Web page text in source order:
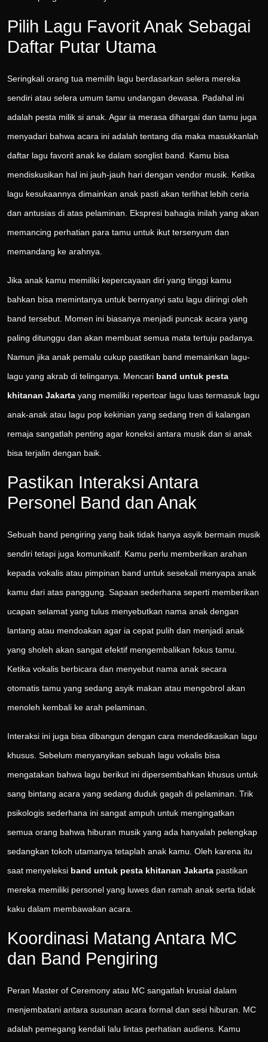
Pilih Lagu Favorit Anak Sebagai
Daftar Putar Utama
Seringkali orang tua memilih lagu berdasarkan selera mereka
sendiri atau selera umum tamu undangan dewasa. Padahal ini
adalah pesta milik si anak. Agar ia merasa dihargai dan tamu juga
menyadari bahwa acara ini adalah tentang dia maka masukkanlah
daftar lagu favorit anak ke dalam songlist band. Kamu bisa
mendiskusikan hal ini jauh-jauh hari dengan vendor musik. Ketika
lagu kesukaannya dimainkan anak pasti akan terlihat lebih ceria
dan antusias di atas pelaminan. Ekspresi bahagia inilah yang akan
memancing perhatian para tamu untuk ikut tersenyum dan
memandang ke arahnya.
Jika anak kamu memiliki kepercayaan diri yang tinggi kamu
bahkan bisa memintanya untuk bernyanyi satu lagu diiringi oleh
band tersebut. Momen ini biasanya menjadi puncak acara yang
paling ditunggu dan akan membuat semua mata tertuju padanya.
Namun jika anak pemalu cukup pastikan band memainkan lagu-
lagu yang akrab di telinganya. Mencari band untuk pesta
khitanan Jakarta yang memiliki repertoar lagu luas termasuk lagu
anak-anak atau lagu pop kekinian yang sedang tren di kalangan
remaja sangatlah penting agar koneksi antara musik dan si anak
bisa terjalin dengan baik.
Pastikan Interaksi Antara
Personel Band dan Anak
Sebuah band pengiring yang baik tidak hanya asyik bermain musik
sendiri tetapi juga komunikatif. Kamu perlu memberikan arahan
kepada vokalis atau pimpinan band untuk sesekali menyapa anak
kamu dari atas panggung. Sapaan sederhana seperti memberikan
ucapan selamat yang tulus menyebutkan nama anak dengan
lantang atau mendoakan agar ia cepat pulih dan menjadi anak
yang sholeh akan sangat efektif mengembalikan fokus tamu.
Ketika vokalis berbicara dan menyebut nama anak secara
otomatis tamu yang sedang asyik makan atau mengobrol akan
menoleh kembali ke arah pelaminan.
Interaksi ini juga bisa dibangun dengan cara mendedikasikan lagu
khusus. Sebelum menyanyikan sebuah lagu vokalis bisa
mengatakan bahwa lagu berikut ini dipersembahkan khusus untuk
sang bintang acara yang sedang duduk gagah di pelaminan. Trik
psikologis sederhana ini sangat ampuh untuk mengingatkan
semua orang bahwa hiburan musik yang ada hanyalah pelengkap
sedangkan tokoh utamanya tetaplah anak kamu. Oleh karena itu
saat menyeleksi band untuk pesta khitanan Jakarta pastikan
mereka memiliki personel yang luwes dan ramah anak serta tidak
kaku dalam membawakan acara.
Koordinasi Matang Antara MC
dan Band Pengiring
Peran Master of Ceremony atau MC sangatlah krusial dalam
menjembatani antara susunan acara formal dan sesi hiburan. MC
adalah pemegang kendali lalu lintas perhatian audiens. Kamu